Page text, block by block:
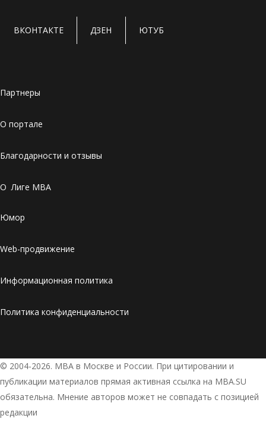
ВКОНТАКТЕ ДЗЕН ЮТУБ
Партнеры
О портале
Благодарности и отзывы
О Лиге MBA
Юмор
Web-продвижение
Информационная политика
Политика конфиденциальности
© 2004-2026. МВА в Москве и России. При цитировании и
публикации материалов прямая активная ссылка на MBA.SU
обязательна. Мнение авторов может не совпадать с позицией
редакции